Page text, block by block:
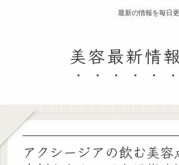
最新の情報を毎日
美容最新情
アクシージアの飲む美